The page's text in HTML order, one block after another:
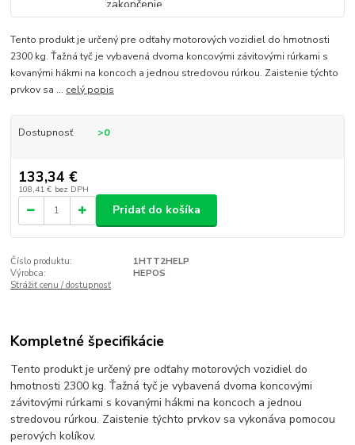
Tento produkt je určený pre odťahy motorových vozidiel do hmotnosti
2300 kg. Ťažná tyč je vybavená dvoma koncovými závitovými rúrkami s
kovanými hákmi na koncoch a jednou stredovou rúrkou. Zaistenie týchto
prvkov sa ... celý popis
Dostupnosť >0
133,34 €
108,41 € bez DPH
Pridať do košíka
Číslo produktu:
1HTT2HELP
Výrobca:
HEPOS
Strážiť cenu / dostupnosť
Kompletné špecifikácie
Tento produkt je určený pre odťahy motorových vozidiel do
hmotnosti 2300 kg. Ťažná tyč je vybavená dvoma koncovými
závitovými rúrkami s kovanými hákmi na koncoch a jednou
stredovou rúrkou. Zaistenie týchto prvkov sa vykonáva pomocou
perových kolíkov.